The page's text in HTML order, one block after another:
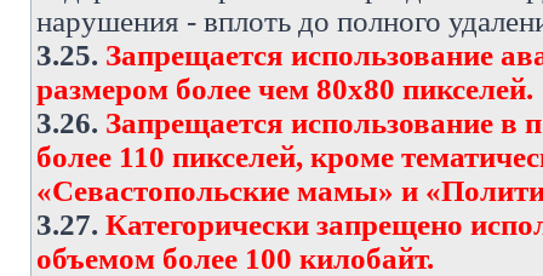
нарушения - вплоть до полного
3.25. Запрещается использование
размером более чем 80х80 пикселей.
3.26. Запрещается использование в
более 110 пикселей, кроме
«Севастопольские мамы» и
3.27. Категорически запрещено
объемом более 100 килобайт.